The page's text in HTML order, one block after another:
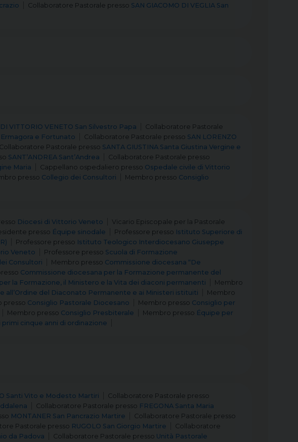
Collaboratore Pastorale presso SAN GIACOMO DI VEGLIA San
DI VITTORIO VENETO San Silvestro Papa
Collaboratore Pastorale
Ermagora e Fortunato Collaboratore Pastorale presso SAN LORENZO
Collaboratore Pastorale presso SANTA GIUSTINA Santa Giustina Vergine e
SANT’ANDREA Sant’Andrea Collaboratore Pastorale presso
Maria
Cappellano ospedaliero presso Ospedale civile di Vittorio
presso Collegio dei Consultori Membro presso Consiglio
Diocesi di Vittorio Veneto
Vicario Episcopale per la Pastorale
presso Équipe sinodale Professore presso Istituto Superiore di
Professore presso Istituto Teologico Interdiocesano Giuseppe
Veneto
Professore presso Scuola di Formazione
Consultori Membro presso Commissione diocesana “De
Commissione diocesana per la Formazione permanente del
la Formazione, il Ministero e la Vita dei diaconi permanenti
Membro
all’Ordine del Diaconato Permanente e ai Ministeri istituiti
Membro
presso Consiglio Pastorale Diocesano Membro presso Consiglio per
Membro presso Consiglio Presbiterale Membro presso Équipe per
cinque anni di ordinazione
Santi Vito e Modesto Martiri Collaboratore Pastorale presso
Collaboratore Pastorale presso FREGONA Santa Maria
MONTANER San Pancrazio Martire Collaboratore Pastorale presso
Pastorale presso RUGOLO San Giorgio Martire
Collaboratore
da Padova Collaboratore Pastorale presso Unità Pastorale